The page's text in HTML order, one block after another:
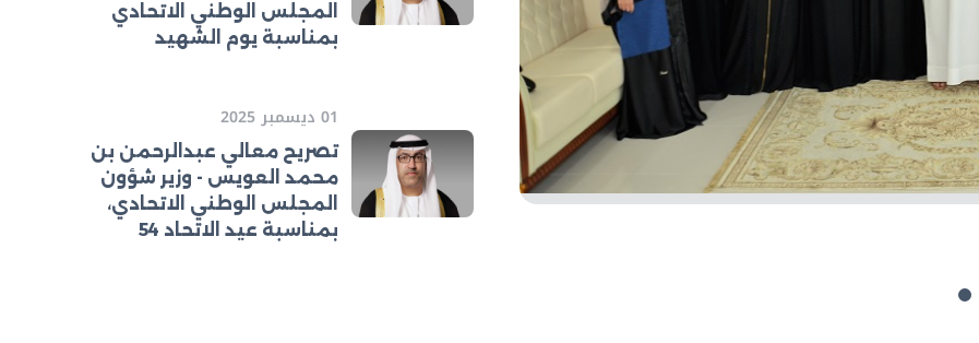
المجلس الوطني الاتحادي
بمناسبة يوم الشهيد
01 ديسمبر 2025
تصريح معالي عبدالرحمن بن
محمد العويس - وزير شؤون
المجلس الوطني الاتحادي،
بمناسبة عيد الاتحاد 54